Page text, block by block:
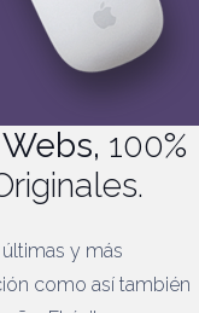
100%
y más
como así también